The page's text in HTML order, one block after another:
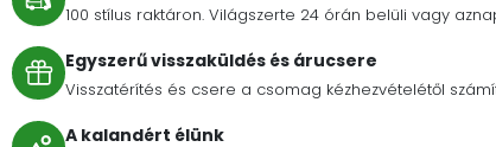
100 stílus raktáron. Világszerte 24 órán belüli vagy
Egyszerű visszaküldés és árucsere
Visszatérítés és csere a csomag kézhezvételétől
A kalandért élünk